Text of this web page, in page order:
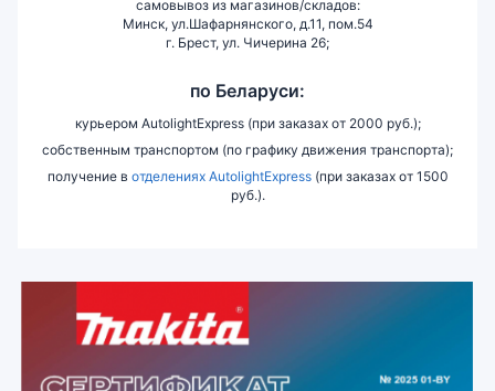
самовывоз из магазинов/складов:
Минск, ул.Шафарнянского, д.11, пом.54
г. Брест, ул. Чичерина 26;
по Беларуси:
курьером AutolightExpress (при заказах от 2000 руб.);
собственным транспортом (по графику движения транспорта);
получение в отделениях AutolightExpress(при заказах от 1500
руб.).